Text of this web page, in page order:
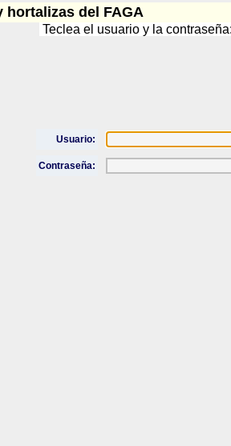
hortalizas del FAGA
Teclea el usuario y la contraseña:
Usuario:
Contraseña: